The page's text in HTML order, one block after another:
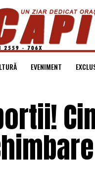
EVENIMENT